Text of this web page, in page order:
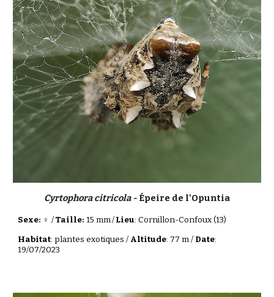
Cyrtophora citricola - Épeire de l'Opuntia
Sexe: ♀/Taille:15 mm/Lieu: Cornillon-Confoux (13)
Habitat: plantes exotiques / Altitude: 77 m / Date:
19/07/2023